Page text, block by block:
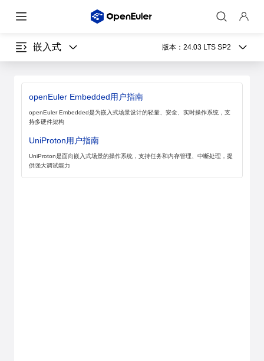
嵌入式 版本： 24.03 LTS SP2
openEuler Embedded用户指南
openEuler Embedded是为嵌入式场景设计的轻量、安全、实时操作系统，支
持多硬件架构
UniProton用户指南
UniProton是面向嵌入式场景的操作系统，支持任务和内存管理、中断处理，提
供强大调试能力